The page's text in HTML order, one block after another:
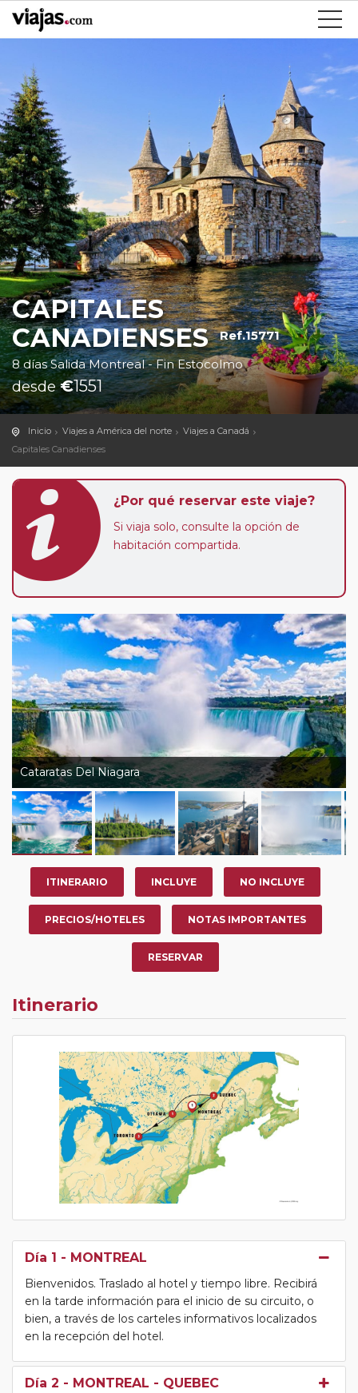
CAPITALES
CANADIENSES Ref.15771
8 días Salida Montreal - Fin Estocolmo
desde€1551
Inicio Viajes a América del norte
Viajes a Canadá
Capitales Canadienses
¿Por qué reservar este viaje?
Si viaja solo, consulte la opción de
habitación compartida.
Cataratas Del Niagara
ITINERARIO INCLUYE NO INCLUYE
PRECIOS/HOTELES NOTAS IMPORTANTES
RESERVAR
Itinerario
Día 1 - MONTREAL
Bienvenidos. Traslado al hotel y tiempo libre. Recibirá
en la tarde información para el inicio de su circuito, o
bien, a través de los carteles informativos localizados
en la recepción del hotel.
Día 2 - MONTREAL - QUEBEC